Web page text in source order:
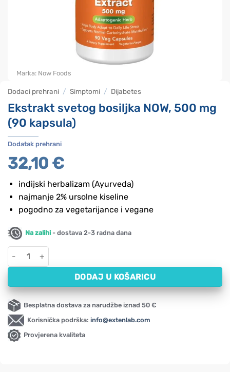
Dodaci prehrani / Simptomi / Dijabetes
Ekstrakt svetog bosiljka NOW, 500 mg
(90 kapsula)
Dodatak prehrani
32,10 €
indijski herbalizam (Ayurveda)
najmanje 2% ursolne kiseline
pogodno za vegetarijance i vegane
Na zalihi - dostava 2-3 radna dana
Ekstrakt svetog bosiljka NOW, 500 mg (90 kapsula) količina
DODAJ U KOŠARICU
Besplatna dostava za narudžbe iznad 50 €
Korisnička podrška: info@extenlab.com
Provjerena kvaliteta
Marka: Now Foods